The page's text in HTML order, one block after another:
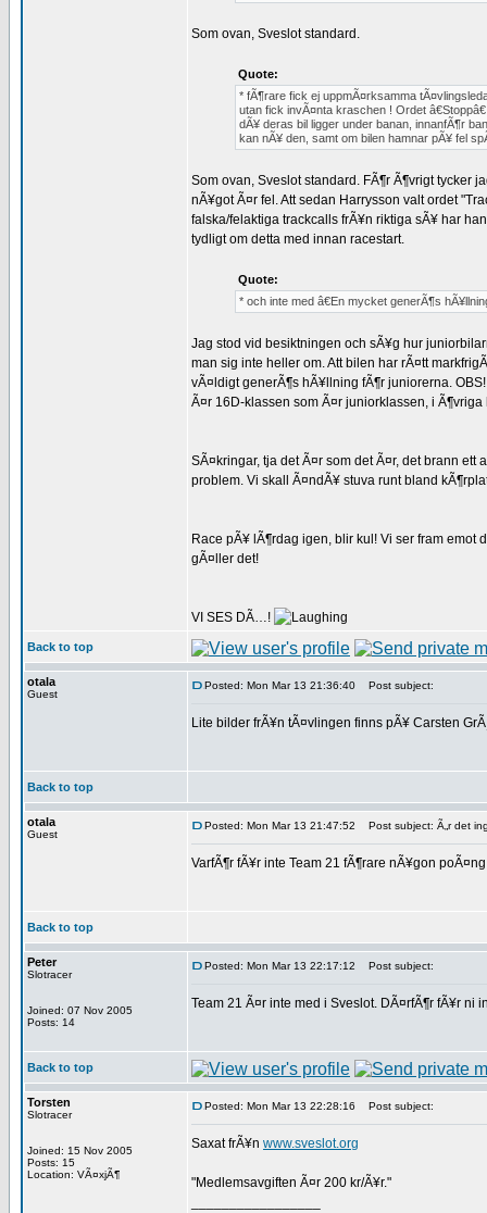
Som ovan, Sveslot standard.
Quote:
* fÃ¶rare fick ej uppmÃ¤rksamma
utan fick invÃ¤nta kraschen ! Ordet
dÃ¥ deras bil ligger under banan, innanfÃ¶r
kan nÃ¥ den, samt om bilen hamnar pÃ¥ fel
Som ovan, Sveslot standard. FÃ¶r Ã¶vrigt tycker
nÃ¥got Ã¤r fel. Att sedan Harrysson valt ordet
falska/felaktiga trackcalls frÃ¥n riktiga sÃ¥ har
tydligt om detta med innan racestart.
Quote:
* och inte med â€En mycket generÃ¶s
Jag stod vid besiktningen och sÃ¥g hur
man sig inte heller om. Att bilen har rÃ¤tt
vÃ¤ldigt generÃ¶s hÃ¥llning fÃ¶r juniorerna.
Ã¤r 16D-klassen som Ã¤r juniorklassen, i
SÃ¤kringar, tja det Ã¤r som det Ã¤r, det brann
problem. Vi skall Ã¤ndÃ¥ stuva runt bland
Race pÃ¥ lÃ¶rdag igen, blir kul! Vi ser fram emot
gÃ¤ller det!
VI SES DÃ…!
Back to top
otala
Guest
Posted: Mon Mar 13 21:36:40 Post subject:
Lite bilder frÃ¥n tÃ¤vlingen finns pÃ¥ Carsten
Back to top
otala
Guest
Posted: Mon Mar 13 21:47:52 Post subject: Ã„r det
VarfÃ¶r fÃ¥r inte Team 21 fÃ¶rare nÃ¥gon
Back to top
Peter
Slotracer
Joined: 07 Nov 2005
Posts: 14
Posted: Mon Mar 13 22:17:12 Post subject:
Team 21 Ã¤r inte med i Sveslot. DÃ¤rfÃ¶r fÃ¥r ni
Back to top
Torsten
Slotracer
Joined: 15 Nov 2005
Posts: 15
Location: VÃ¤xjÃ¶
Posted: Mon Mar 13 22:28:16 Post subject:
Saxat frÃ¥n www.sveslot.org
"Medlemsavgiften Ã¤r 200 kr/Ã¥r."